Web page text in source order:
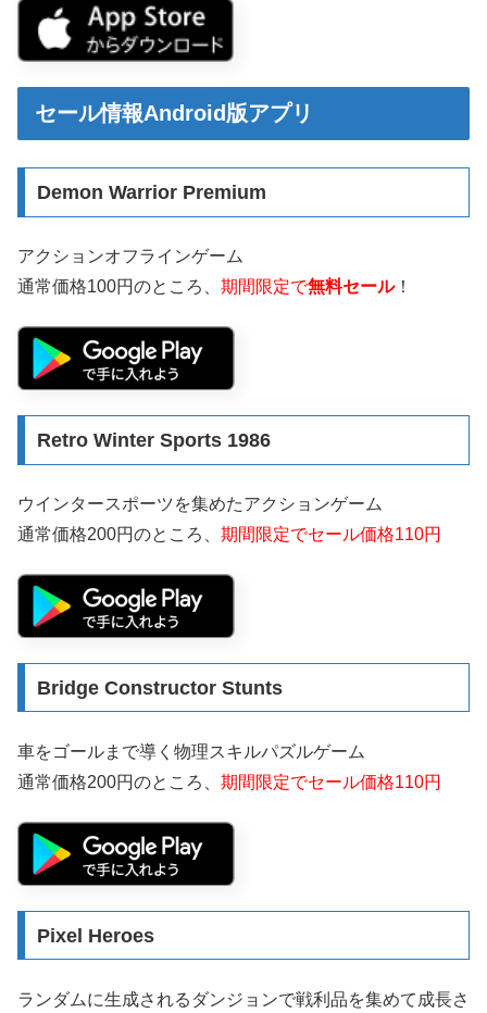
セール情報Android版アプリ
Demon Warrior Premium
アクションオフラインゲーム
通常価格100円のところ、 期間限定で無料セール！
Retro Winter Sports 1986
ウインタースポーツを集めたアクションゲーム
通常価格200円のところ、 期間限定でセール価格110円
Bridge Constructor Stunts
車をゴールまで導く物理スキルパズルゲーム
通常価格200円のところ、 期間限定でセール価格110円
Pixel Heroes
ランダムに生成されるダンジョンで戦利品を集めて成長さ